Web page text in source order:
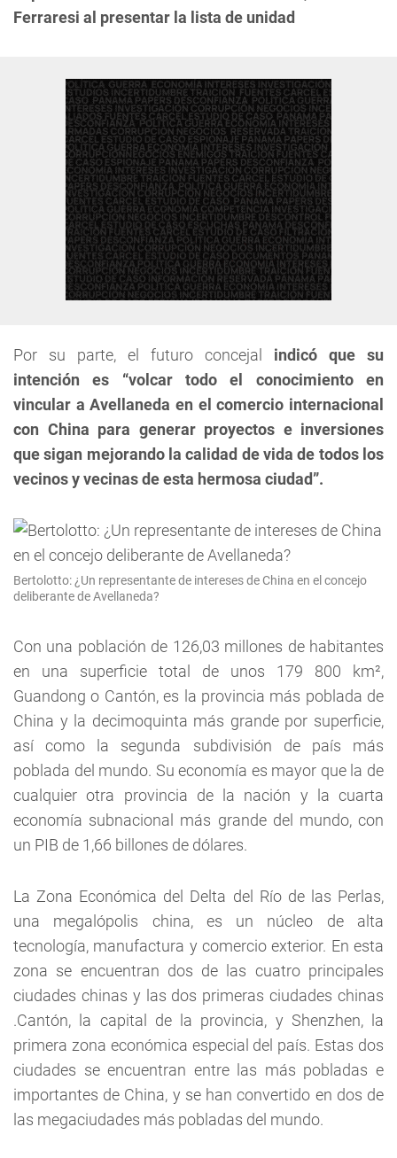
Ferraresi al presentar la lista de unidad
Por su parte, el futuro concejal indicó que su
intención es “volcar todo el conocimiento en
vincular a Avellaneda en el comercio internacional
con China para generar proyectos e inversiones
que sigan mejorando la calidad de vida de todos los
vecinos y vecinas de esta hermosa ciudad”.
Bertolotto: ¿Un representante de intereses de China en el concejo
deliberante de Avellaneda?
Con una población de 126,03 millones de habitantes
en una superficie total de unos 179 800 km²,
Guandong o Cantón, es la provincia más poblada de
China y la decimoquinta más grande por superficie,
así como la segunda subdivisión de país más
poblada del mundo. Su economía es mayor que la de
cualquier otra provincia de la nación y la cuarta
economía subnacional más grande del mundo, con
un PIB de 1,66 billones de dólares.
La Zona Económica del Delta del Río de las Perlas,
una megalópolis china, es un núcleo de alta
tecnología, manufactura y comercio exterior. En esta
zona se encuentran dos de las cuatro principales
ciudades chinas y las dos primeras ciudades chinas
.Cantón, la capital de la provincia, y Shenzhen, la
primera zona económica especial del país. Estas dos
ciudades se encuentran entre las más pobladas e
importantes de China, y se han convertido en dos de
las megaciudades más pobladas del mundo.